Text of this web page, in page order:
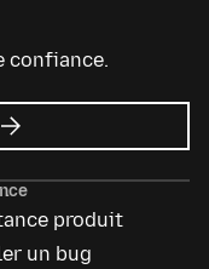
confiance.
sur
produit
un bug